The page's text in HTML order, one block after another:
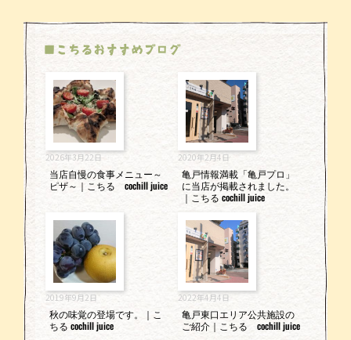
■こちるおすすめブログ
2026年3月22日
当店自慢の食事メニュー～
ピザ～｜こちる cochill juice
2020年2月4日
亀戸情報満載「亀戸プロ」
に当店が掲載されました。
｜こちる cochill juice
2019年9月2日
秋の味覚の登場です。｜こ
ちる cochill juice
2022年4月4日
亀戸東口エリア公共施設の
ご紹介｜こちる cochill juice